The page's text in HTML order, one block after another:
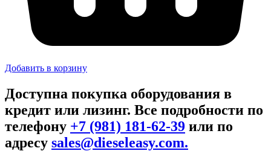
Добавить в корзину
Доступна покупка оборудования в
кредит или лизинг. Все подробности по
телефону +7 (981) 181-62-39 или по
адресу sales@dieseleasy.com.